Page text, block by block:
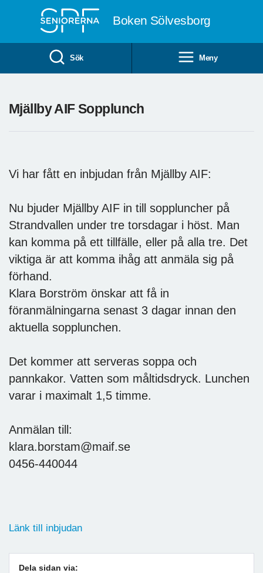
Boken Sölvesborg
Sök Meny
Mjällby AIF Sopplunch
Vi har fått en inbjudan från Mjällby AIF:
Nu bjuder Mjällby AIF in till soppluncher på
Strandvallen under tre torsdagar i höst. Man
kan komma på ett tillfälle, eller på alla tre. Det
viktiga är att komma ihåg att anmäla sig på
förhand.
Klara Borström önskar att få in
föranmälningarna senast 3 dagar innan den
aktuella sopplunchen.
Det kommer att serveras soppa och
pannkakor. Vatten som måltidsdryck. Lunchen
varar i maximalt 1,5 timme.
Anmälan till:
klara.borstam@maif.se
0456-440044
Länk till inbjudan
Dela sidan via: